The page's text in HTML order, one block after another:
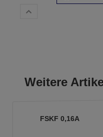
Weitere
FSKF 0,16A